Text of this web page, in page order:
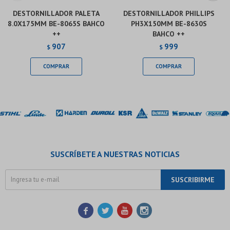
DESTORNILLADOR PALETA
8.0X175MM BE-8065S BAHCO
++
$ 907
DESTORNILLADOR PHILLIPS
PH3X150MM BE-8630S
BAHCO ++
$ 999
SUSCRÍBETE A NUESTRAS NOTICIAS
SUSCRIBIRME
   